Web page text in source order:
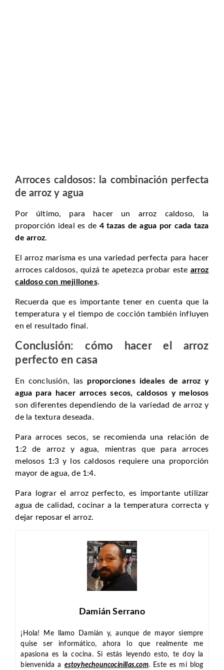
Arroces caldosos: la combinación perfecta
de arroz y agua
Por último, para hacer un arroz caldoso, la
proporción ideal es de 4 tazas de agua por cada taza
de arroz.
El arroz marisma es una variedad perfecta para hacer
arroces caldosos, quizá te apetezca probar este arroz
caldoso con mejillones.
Recuerda que es importante tener en cuenta que la
temperatura y el tiempo de cocción también influyen
en el resultado final.
Conclusión: cómo hacer el arroz
perfecto en casa
En conclusión, las proporciones ideales de arroz y
agua para hacer arroces secos, caldosos y melosos
son diferentes dependiendo de la variedad de arroz y
de la textura deseada.
Para arroces secos, se recomienda una relación de
1:2 de arroz y agua, mientras que para arroces
melosos 1:3 y los caldosos requiere una proporción
mayor de agua, de 1:4.
Para lograr el arroz perfecto, es importante utilizar
agua de calidad, cocinar a la temperatura correcta y
dejar reposar el arroz.
Damián Serrano
¡Hola! Me llamo Damián y, aunque de mayor siempre
quise ser informático, ahora lo que realmente me
apasiona es la cocina. Si estás leyendo esto, te doy la
bienvenida a estoyhechouncocinillas.com. Este es mi blog